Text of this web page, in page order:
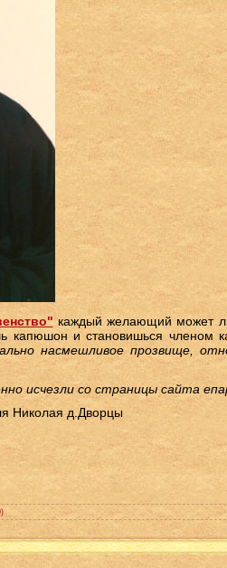
каждый желающий может
и становишься членом
насмешливое прозвище,
исчезли со страницы сайта
Николая д.Дворцы